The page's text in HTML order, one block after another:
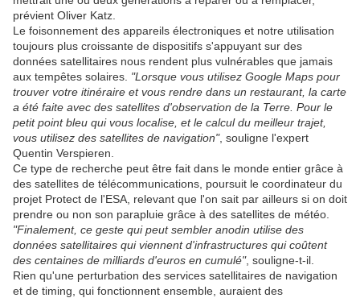
prévient Oliver Katz.
Le foisonnement des appareils électroniques et notre utilisation
toujours plus croissante de dispositifs s'appuyant sur des
données satellitaires nous rendent plus vulnérables que jamais
aux tempêtes solaires. "Lorsque vous utilisez Google Maps pour
trouver votre itinéraire et vous rendre dans un restaurant, la carte
a été faite avec des satellites d'observation de la Terre. Pour le
petit point bleu qui vous localise, et le calcul du meilleur trajet,
vous utilisez des satellites de navigation", souligne l'expert
Quentin Verspieren.
Ce type de recherche peut être fait dans le monde entier grâce à
des satellites de télécommunications, poursuit le coordinateur du
projet Protect de l'ESA, relevant que l'on sait par ailleurs si on doit
prendre ou non son parapluie grâce à des satellites de météo.
"Finalement, ce geste qui peut sembler anodin utilise des
données satellitaires qui viennent d'infrastructures qui coûtent
des centaines de milliards d'euros en cumulé", souligne-t-il.
Rien qu'une perturbation des services satellitaires de navigation
et de timing, qui fonctionnent ensemble, auraient des